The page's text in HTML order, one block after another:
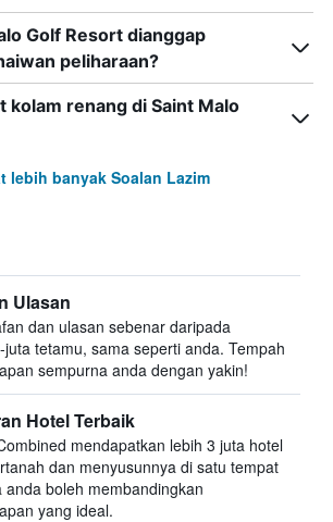
Golf Resort dianggap
peliharaan?
kolam renang di Saint Malo
lebih banyak Soalan Lazim
Ulasan
dan ulasan sebenar daripada
juta tetamu, sama seperti anda. Tempah
sempurna anda dengan yakin!
Hotel Terbaik
mendapatkan lebih 3 juta hotel
dan menyusunnya di satu tempat
anda boleh membandingkan
yang ideal.